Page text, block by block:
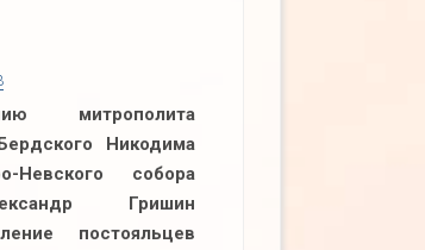
митрополита
Никодима
Невского собора
Гришин
постояльцев